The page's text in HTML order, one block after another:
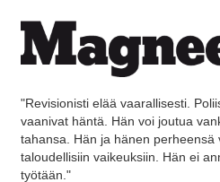
"Revisionisti elää vaarallisesti.
vaanivat häntä. Hän voi joutua
tahansa. Hän ja hänen perheensä
taloudellisiin vaikeuksiin. Hän ei
työtään."